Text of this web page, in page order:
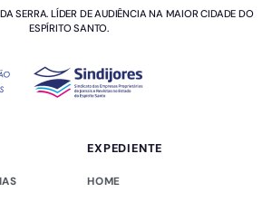
SERRA. LÍDER DE AUDIÊNCIA NA MAIOR CIDADE DO
ESPÍRITO SANTO.
EXPEDIENTE
HOME